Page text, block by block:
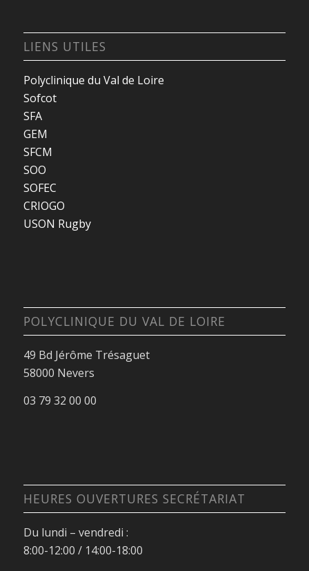
LIENS UTILES
Polyclinique du Val de Loire
Sofcot
SFA
GEM
SFCM
SOO
SOFEC
CRIOGO
USON Rugby
POLYCLINIQUE DU VAL DE LOIRE
49 Bd Jérôme Trésaguet
58000 Nevers
03 79 32 00 00
HEURES OUVERTURES SECRÉTARIAT
Du lundi – vendredi :
8:00-12:00 / 14:00-18:00